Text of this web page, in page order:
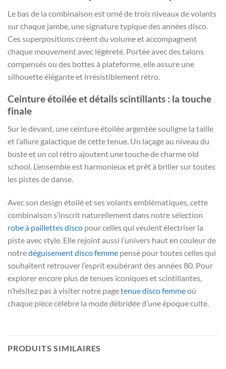
Le bas de la combinaison est orné de trois niveaux de volants
sur chaque jambe, une signature typique des années disco.
Ces superpositions créent du volume et accompagnent
chaque mouvement avec légèreté. Portée avec des talons
compensés ou des bottes à plateforme, elle assure une
silhouette élégante et irrésistiblement rétro.
Ceinture étoilée et détails scintillants : la touche
finale
Sur le devant, une ceinture étoilée argentée souligne la taille
et l’allure galactique de cette tenue. Un laçage au niveau du
buste et un col rétro ajoutent une touche de charme old
school. L’ensemble est harmonieux et prêt à briller sur toutes
les pistes de danse.
Avec son design étoilé et ses volants emblématiques, cette
combinaison s’inscrit naturellement dans notre sélection
robe à paillettes disco pour celles qui veulent électriser la
piste avec style. Elle rejoint aussi l’univers haut en couleur de
notredéguisement disco femme pensé pour toutes celles qui
souhaitent retrouver l’esprit exubérant des années 80. Pour
explorer encore plus de tenues iconiques et scintillantes,
n’hésitez pas à visiter notre pagetenue disco femmeoù
chaque pièce célèbre la mode débridée d’une époque culte.
PRODUITS SIMILAIRES